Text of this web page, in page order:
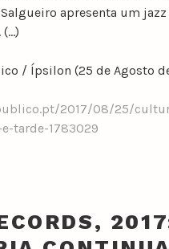
apresenta um
(…)
/ Ípsilon (25 de Agosto
2017/08/25/
tarde-1783029